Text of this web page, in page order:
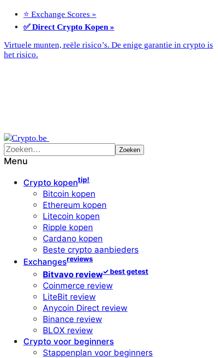
⭐ Exchange Scores »
✅ Direct Crypto Kopen »
Virtuele munten, reële risico’s. De enige garantie in crypto is
het risico.
Menu
Crypto kopentip!
Bitcoin kopen
Ethereum kopen
Litecoin kopen
Ripple kopen
Cardano kopen
Beste crypto aanbieders
Exchangesreviews
Bitvavo review✓ best getest
Coinmerce review
LiteBit review
Anycoin Direct review
Binance review
BLOX review
Crypto voor beginners
Stappenplan voor beginners